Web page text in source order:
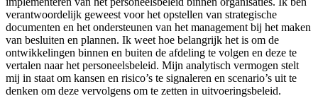
verantwoordelijk geweest voor het opstellen van strategische
documenten en het ondersteunen van het management bij het maken
van besluiten en plannen. Ik weet hoe belangrijk het is om de
ontwikkelingen binnen en buiten de afdeling te volgen en deze te
vertalen naar het personeelsbeleid. Mijn analytisch vermogen stelt
mij in staat om kansen en risico’s te signaleren en scenario’s uit te
denken om deze vervolgens om te zetten in uitvoeringsbeleid.